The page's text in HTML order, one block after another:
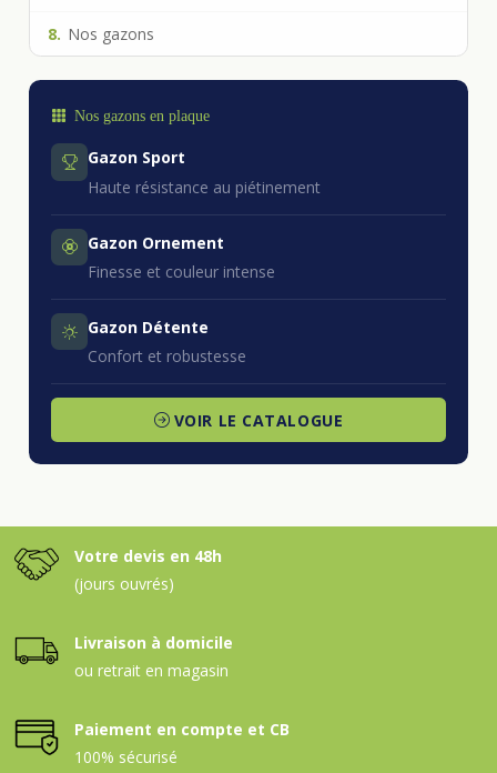
8. Nos gazons
Nos gazons en plaque
Gazon Sport
Haute résistance au piétinement
Gazon Ornement
Finesse et couleur intense
Gazon Détente
Confort et robustesse
VOIR LE CATALOGUE
Votre devis en 48h
(jours ouvrés)
Livraison à domicile
ou retrait en magasin
Paiement en compte et CB
100% sécurisé